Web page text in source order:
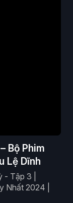
Bộ Phim
Lệ Dĩnh
Tập 3 |
Nhất 2024 |